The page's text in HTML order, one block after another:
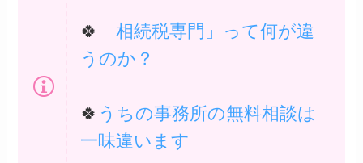
🍀
「相続税専門」って何が違
うのか？
🍀 うちの事務所の無料相談は
一味違います